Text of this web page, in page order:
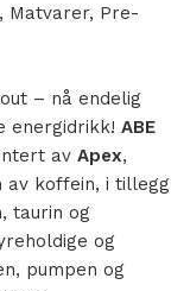
, Matvarer, Pre-
– nå endelig
energidrikk! ABE
av Apex,
av koffein, i tillegg
taurin og
og
pumpen og